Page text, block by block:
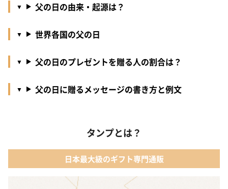
父の日の由来・起源は？
世界各国の父の日
父の日のプレゼントを贈る人の割合は？
父の日に贈るメッセージの書き方と例文
タンプとは？
日本最大級のギフト専門通販